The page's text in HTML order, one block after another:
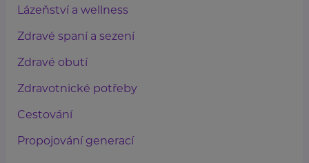
Lázeňství a wellness
Zdravé spaní a sezení
Zdravé obutí
Zdravotnické potřeby
Cestování
Propojování generací